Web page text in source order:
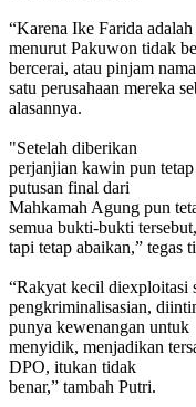
“Karena Ike Farida
menurut Pakuwon tidak
bercerai, atau pinjam
satu perusahaan mereka
alasannya.
"Setelah diberikan
perjanjian kawin pun
putusan final dari
Mahkamah Agung pun
semua bukti-bukti tersebut,
tapi tetap abaikan,” tegas
“Rakyat kecil diexploitasi
pengkriminalisasian,
punya kewenangan untuk
menyidik, menjadikan
DPO, itukan tidak
benar,” tambah Putri.